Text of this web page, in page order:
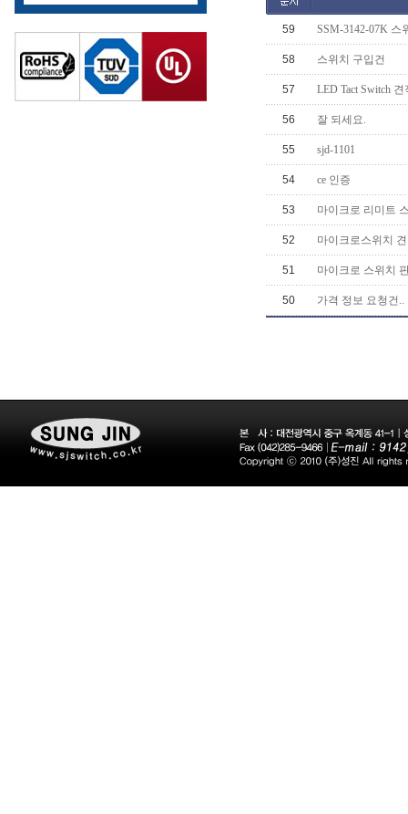
59 SSM-3142-07K 스
58 스위치 구입건
57 LED Tact Switch
56 잘 되세요.
55 sjd-1101
54 ce 인증
53 마이크로 리미트
52 마이크로스위치
51 마이크로 스위치
50 가격 정보 요청건..